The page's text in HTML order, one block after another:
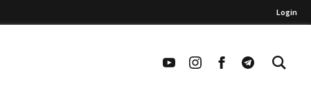
Login